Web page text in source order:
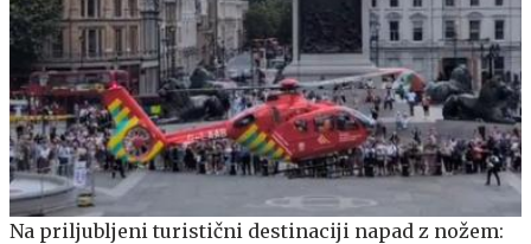
Na priljubljeni turistični destinaciji napad z nožem: